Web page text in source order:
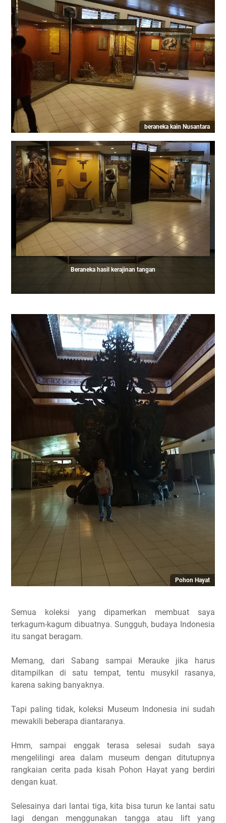
beraneka kain Nusantara
kerajinan kerang dan batu
Beraneka hasil kerajinan tangan
Pohon Hayat
Semua koleksi yang dipamerkan membuat saya
terkagum-kagum dibuatnya. Sungguh, budaya Indonesia
itu sangat beragam.
Memang, dari Sabang sampai Merauke jika harus
ditampilkan di satu tempat, tentu musykil rasanya,
karena saking banyaknya.
Tapi paling tidak, koleksi Museum Indonesia ini sudah
mewakili beberapa diantaranya.
Hmm, sampai enggak terasa selesai sudah saya
mengelilingi area dalam museum dengan ditutupnya
rangkaian cerita pada kisah Pohon Hayat yang berdiri
dengan kuat.
Selesainya dari lantai tiga, kita bisa turun ke lantai satu
lagi dengan menggunakan tangga atau lift yang